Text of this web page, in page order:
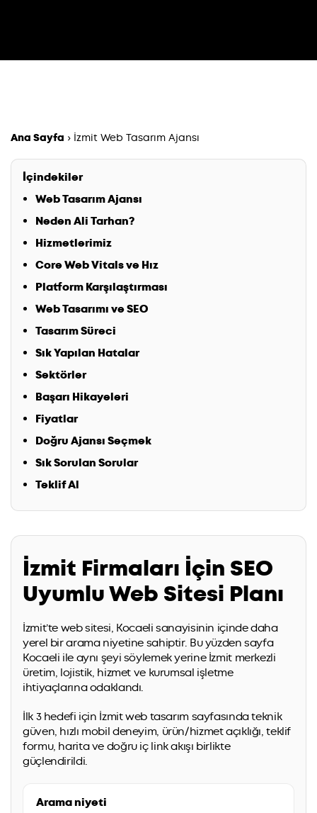
Ana Sayfa › İzmit Web Tasarım Ajansı
İçindekiler
Web Tasarım Ajansı
Neden Ali Tarhan?
Hizmetlerimiz
Core Web Vitals ve Hız
Platform Karşılaştırması
Web Tasarımı ve SEO
Tasarım Süreci
Sık Yapılan Hatalar
Sektörler
Başarı Hikayeleri
Fiyatlar
Doğru Ajansı Seçmek
Sık Sorulan Sorular
Teklif Al
İzmit Firmaları İçin SEO
Uyumlu Web Sitesi Planı
İzmit’te web sitesi, Kocaeli sanayisinin içinde daha
yerel bir arama niyetine sahiptir. Bu yüzden sayfa
Kocaeli ile aynı şeyi söylemek yerine İzmit merkezli
üretim, lojistik, hizmet ve kurumsal işletme
ihtiyaçlarına odaklandı.
İlk 3 hedefi için İzmit web tasarım sayfasında teknik
güven, hızlı mobil deneyim, ürün/hizmet açıklığı, teklif
formu, harita ve doğru iç link akışı birlikte
güçlendirildi.
Arama niyeti